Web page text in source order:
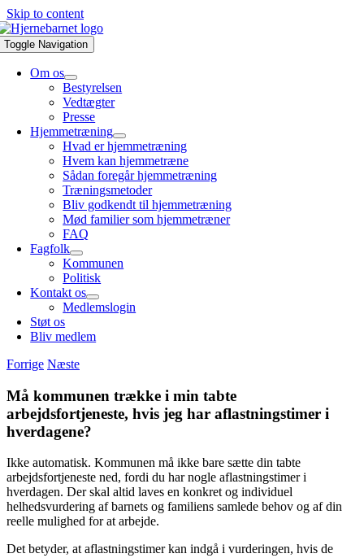
Skip to content
Toggle Navigation
Om os
Bestyrelsen
Vedtægter
Presse
Hjemmetræning
Hvad er hjemmetræning
Hvem kan hjemmetræne
Sådan foregår hjemmetræning
Træningsmetoder
Bliv godkendt til hjemmetræning
Mød familier som hjemmetræner
FAQ
Fagfolk
Kommunen
Politisk
Kontakt os
Medlemslogin
Støt os
Bliv medlem
Forrige Næste
Må kommunen trække i min tabte
arbejdsfortjeneste, hvis jeg har aflastningstimer i
hverdagene?
Ikke automatisk. Kommunen må ikke bare sætte din tabte
arbejdsfortjeneste ned, fordi du har nogle aflastningstimer i
hverdagen. Der skal altid laves en konkret og individuel
helhedsvurdering af barnets og familiens samlede behov og af din
reelle mulighed for at arbejde.
Det betyder, at aflastningstimerkan indgå i vurderingen, hvis de